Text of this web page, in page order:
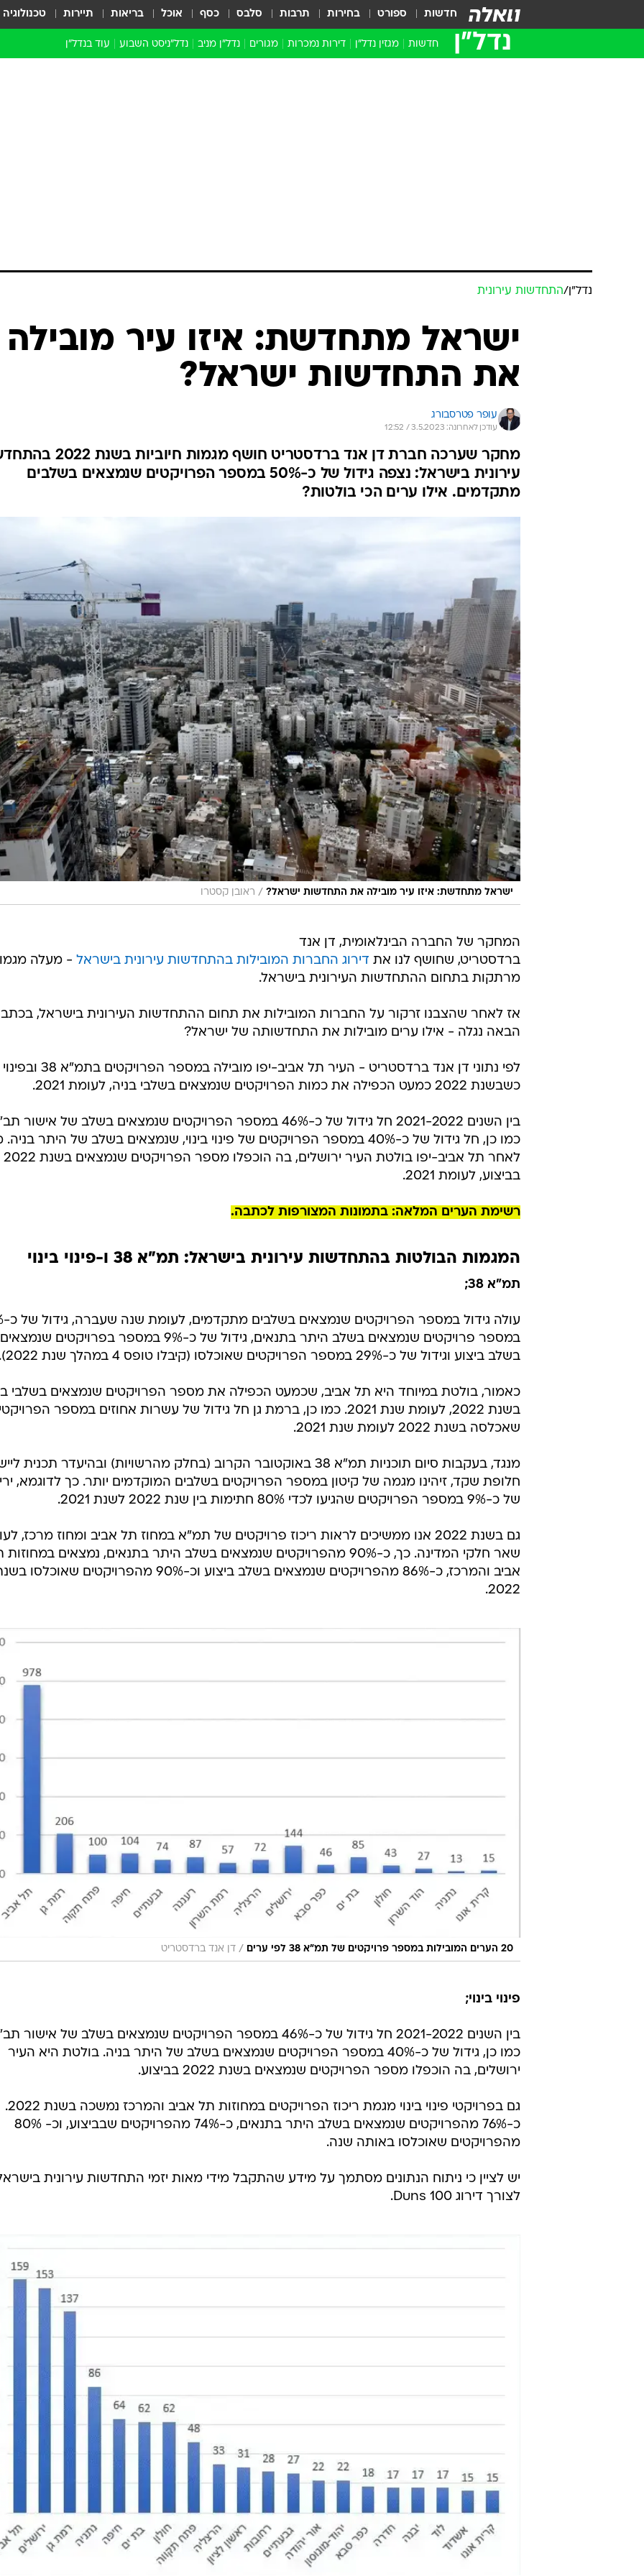
חדשות ספורט בחירות תרבות סלבס כסף אוכל בריאות תיירות טכנולוגיה
נדל״ן חדשות מגזין נדל"ן דירות נמכרות מגורים נדל"ן מניב נדל"ניסט השבוע עוד בנדל״ן
נדל״ן /התחדשות עירונית
ישראל מתחדשת: איזו עיר מובילה
את התחדשות ישראל?
עופר פטרסבורג
עודכן לאחרונה: 3.5.2023 / 12:52
מחקר שערכה חברת דן אנד ברדסטריט חושף מגמות
עירונית בישראל: נצפה גידול של כ-50% במספר הפרויקטים שנמצאים בשלבים
מתקדמים. אילו ערים הכי בולטות?
ישראל מתחדשת: איזו עיר מובילה את התחדשות ישראל? / ראובן קסטרו
המחקר של החברה הבינלאומית, דן אנד
ברדסטריט, שחושף לנו את דירוג החברות המובילות בהתחדשות עירונית בישראל - מעלה
מרתקות בתחום ההתחדשות העירונית בישראל.
אז לאחר שהצבנו זרקור על החברות המובילות את תחום ההתחדשות העירונית בישראל,
הבאה נגלה - אילו ערים מובילות את התחדשותה של ישראל?
לפי נתוני דן אנד ברדסטריט - העיר תל אביב-יפו
כשבשנת 2022 כמעט הכפילה את כמות הפרויקטים שנמצאים בשלבי בניה, לעומת 2021.
בין השנים 2021-2022 חל גידול של כ-46% במספר הפרויקטים שנמצאים בשלב של אישור
כמו כן, חל גידול של כ-40% במספר הפרויקטים של פינוי בינוי, שנמצאים בשלב של היתר
לאחר תל אביב-יפו בולטת העיר ירושלים, בה הוכפלו מספר הפרויקטים שנמצאים בשנת 2022
בביצוע, לעומת 2021.
רשימת הערים המלאה: בתמונות המצורפות לכתבה.
המגמות הבולטות בהתחדשות עירונית בישראל: תמ"א 38 ו-פינוי בינוי
תמ"א 38;
עולה
במספר פרויקטים שנמצאים בשלב היתר בתנאים, גידול של כ-9% במספר בפרויקטים שנמצאים
בשלב ביצוע וגידול של כ-29% במספר הפרויקטים שאוכלסו (קיבלו טופס 4 במהלך שנת 2022).
כאמור, בולטת במיוחד היא תל אביב, שכמעט הכפילה את מספר הפרויקטים שנמצאים בשלבי
בשנת 2022, לעומת שנת 2021. כמו כן, ברמת גן חל גידול של עשרות אחוזים במספר
שאכלסה בשנת 2022 לעומת שנת 2021.
מנגד, בעקבות סיום תוכניות תמ"א 38 באוקטובר הקרוב (בחלק מהרשויות) ובהיעדר תכנית
חלופת שקד, זיהינו מגמה של קיטון במספר הפרויקטים בשלבים המוקדמים יותר. כך לדוגמא,
של כ-9% במספר הפרויקטים שהגיעו לכדי 80% חתימות בין שנת 2022 לשנת 2021.
גם בשנת 2022 אנו ממשיכים לראות ריכוז פרויקטים של תמ"א במחוז תל אביב ומחוז מרכז,
שאר חלקי המדינה. כך, כ-90% מהפרויקטים שנמצאים בשלב היתר בתנאים, נמצאים
אביב והמרכז, כ-86% מהפרויקטים שנמצאים בשלב ביצוע וכ-90% מהפרויקטים שאוכלסו
2022.
20 הערים המובילות במספר פרויקטים של תמ"א 38 לפי ערים / דן אנד ברדסטריט
פינוי בינוי;
בין השנים 2021-2022 חל גידול של כ-46% במספר הפרויקטים שנמצאים בשלב של אישור תב"ע.
כמו כן, גידול של כ-40% במספר הפרויקטים שנמצאים בשלב של היתר בניה. בולטת היא העיר
ירושלים, בה הוכפלו מספר הפרויקטים שנמצאים בשנת 2022 בביצוע.
גם בפרויקטי פינוי בינוי מגמת ריכוז הפרויקטים במחוזות תל אביב והמרכז נמשכה בשנת 2022.
כ-76% מהפרויקטים שנמצאים בשלב היתר בתנאים, כ-74% מהפרויקטים שבביצוע, וכ- 80%
מהפרויקטים שאוכלסו באותה שנה.
יש לציין כי ניתוח הנתונים מסתמך על מידע שהתקבל מידי מאות יזמי התחדשות עירונית
לצורך דירוג Duns 100.